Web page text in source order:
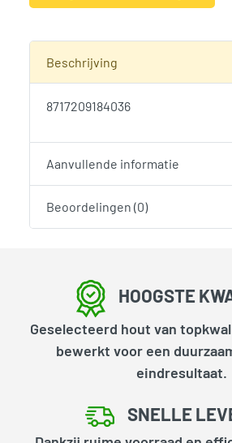
Beschrijving
8717209184036
Aanvullende informatie
Beoordelingen (0)
HOOGSTE
Geselecteerd hout van
bewerkt voor een
eindresultaat.
SNELLE